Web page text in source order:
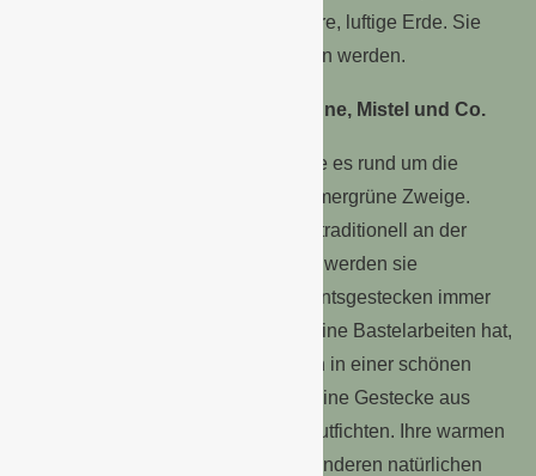
einen sonnigen Standort und lockere, luftige Erde. Sie
sollten zudem regelmäßig gegossen werden.
Grün soweit das Auge reicht: Tanne, Mistel und Co.
Das perfekte Mitbringsel für alle, die es rund um die
Festtage klassisch mögen, sind immergrüne Zweige.
Während Mistelzweige in England traditionell an der
Decke oder im Türrahmen hängen, werden sie
hierzulande als Dekoration in Adventsgestecken immer
beliebter. Wer kein Händchen für feine Bastelarbeiten hat,
verschenkt den Mistelzweig einfach in einer schönen
Vase. Ebenso gut geeignet sind kleine Gestecke aus
Tannenzweigen oder Mini-Zuckerhutfichten. Ihre warmen
Grüntöne harmonieren perfekt mit anderen natürlichen